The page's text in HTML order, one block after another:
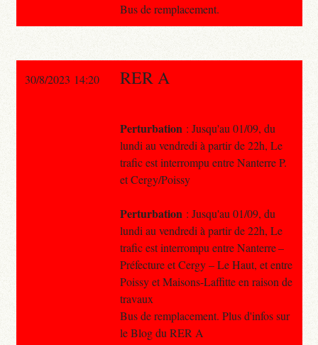
Bus de remplacement.
30/8/2023 14:20 RER A
Perturbation : Jusqu'au 01/09, du
lundi au vendredi à partir de 22h, Le
trafic est interrompu entre Nanterre P.
et Cergy/Poissy
Perturbation : Jusqu'au 01/09, du
lundi au vendredi à partir de 22h, Le
trafic est interrompu entre Nanterre –
Préfecture et Cergy – Le Haut, et entre
Poissy et Maisons-Laffitte en raison de
travaux
Bus de remplacement. Plus d'infos sur
le Blog du RER A